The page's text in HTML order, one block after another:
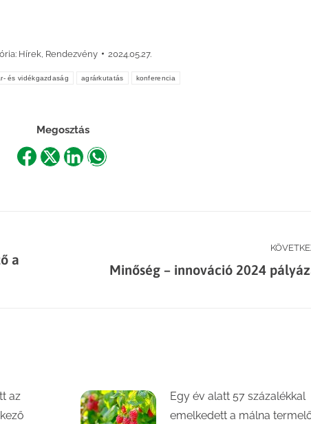
Hírek, Rendezvény 2024.05.27.
és vidékgazdaság agrárkutatás konferencia
Megosztás
ShareShareShareShare
a
Minőség – innováció 2024
az
Egy év alatt 57 százalékkal
emelkedett a málna